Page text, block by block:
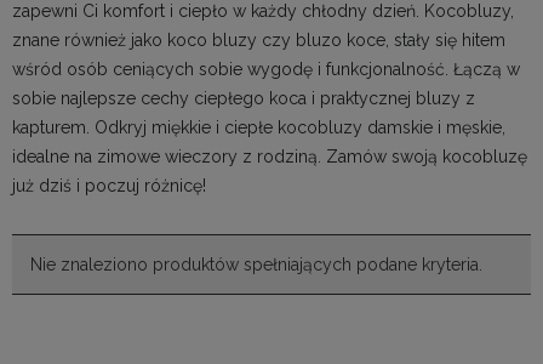
zapewni Ci komfort i ciepło w każdy chłodny dzień. Kocobluzy,
znane również jako koco bluzy czy bluzo koce, stały się hitem
wśród osób ceniących sobie wygodę i funkcjonalność. Łączą w
sobie najlepsze cechy ciepłego koca i praktycznej bluzy z
kapturem. Odkryj miękkie i ciepłe kocobluzy damskie i męskie,
idealne na zimowe wieczory z rodziną. Zamów swoją kocobluzę
już dziś i poczuj różnicę!
Nie znaleziono produktów spełniających podane kryteria.